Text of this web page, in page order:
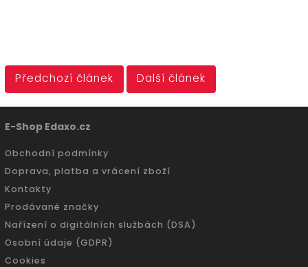
Předchozí článek Další článek
E-Shop Edaxo.cz
Obchodní podmínky
Doprava, platba a vrácení zboží
Kontakty
Prodávané značky
Nařízení o digitálních službách (DSA)
Osobní údaje (GDPR)
Cookies